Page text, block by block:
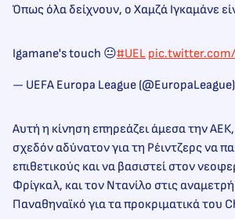
Όπως όλα δείχνουν, ο Χαμζά Ιγκαμάνε
Igamane's touch 😐#UEL pic.twitter.com/
— UEFA Europa League (@EuropaLeague)
Αυτή η κίνηση επηρεάζει άμεσα την
σχεδόν αδύνατον για τη Ρέιντζερς να
επιθετικούς και να βασιστεί στον
Φρίγκαλ, και τον Ντανίλο στις
Παναθηναϊκό για τα προκριματικά του